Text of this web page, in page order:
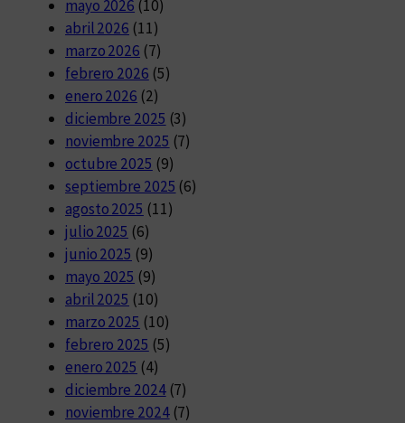
mayo 2026 (10)
abril 2026 (11)
marzo 2026 (7)
febrero 2026 (5)
enero 2026 (2)
diciembre 2025 (3)
noviembre 2025 (7)
octubre 2025 (9)
septiembre 2025 (6)
agosto 2025 (11)
julio 2025 (6)
junio 2025 (9)
mayo 2025 (9)
abril 2025 (10)
marzo 2025 (10)
febrero 2025 (5)
enero 2025 (4)
diciembre 2024(7)
noviembre 2024(7)